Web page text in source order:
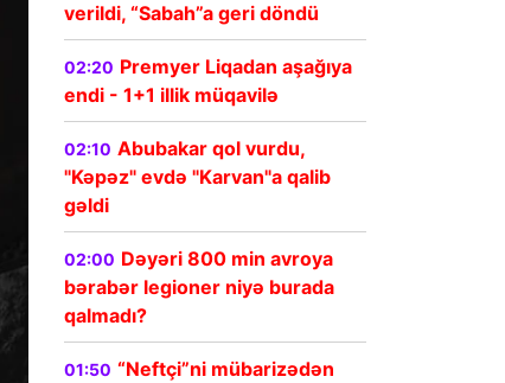
verildi, “Sabah”a geri döndü
02:20 Premyer Liqadan aşağıya
endi - 1+1 illik müqavilə
02:10 Abubakar qol vurdu,
"Kəpəz" evdə "Karvan"a qalib
gəldi
02:00 Dəyəri 800 min avroya
bərabər legioner niyə burada
qalmadı?
01:50 “Neftçi”ni mübarizədən